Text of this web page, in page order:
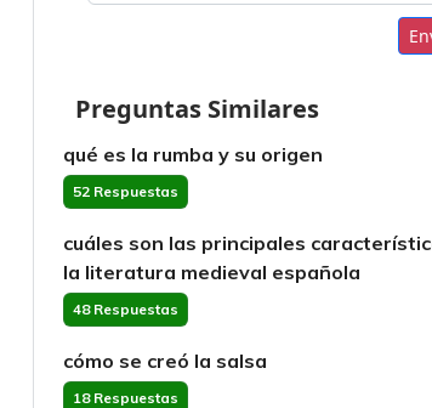
Preguntas Similares
qué es la rumba y su origen
52 Respuestas
cuáles son las principales
la literatura medieval española
48 Respuestas
cómo se creó la salsa
18 Respuestas